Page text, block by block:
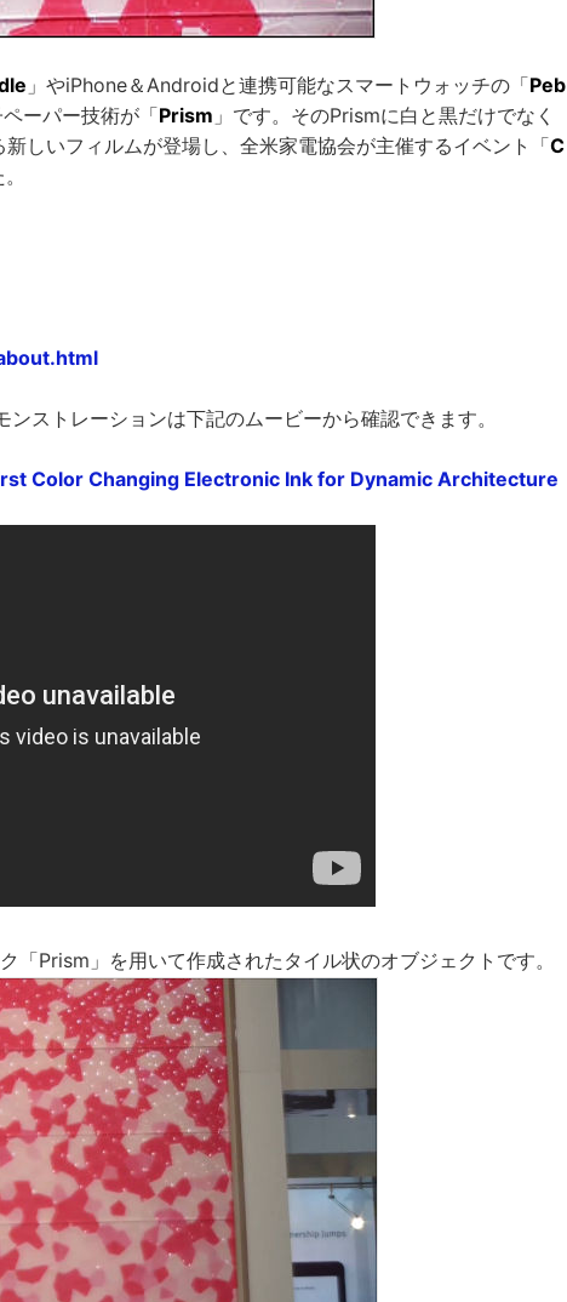
」やiPhone＆Androidと連携可能なスマートウォッチの「Peb
ーパー技術が「Prism 」です。そのPrismに白と黒だけでなく
しいフィルムが登場し、全米家電協会が主催するイベント「C
ストレーションは下記のムービーから確認できます。
Color Changing Electronic Ink for Dynamic Architecture
「Prism」を用いて作成されたタイル状のオブジェクトです。